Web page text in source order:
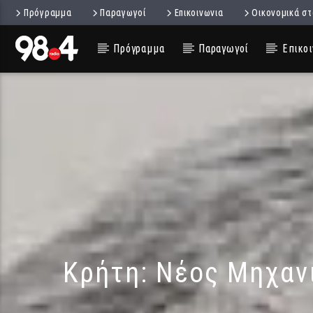
Πρόγραμμα Παραγωγοί Επικοινωνια Οικονομικά
Πρόγραμμα Παραγωγοί
Κρήτη: Νέος